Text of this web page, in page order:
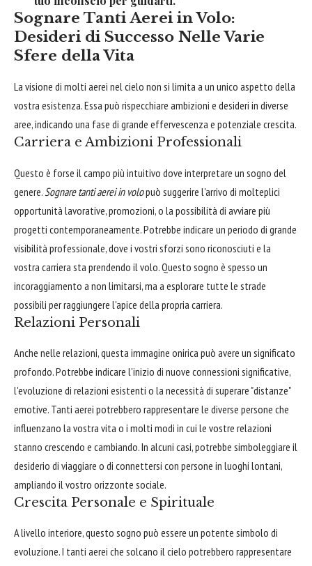
Sognare Tanti Aerei in Volo:
Desideri di Successo Nelle Varie
Sfere della Vita
La visione di molti aerei nel cielo non si limita a un unico aspetto della
vostra esistenza. Essa può rispecchiare ambizioni e desideri in diverse
aree, indicando una fase di grande effervescenza e potenziale crescita.
Carriera e Ambizioni Professionali
Questo è forse il campo più intuitivo dove interpretare un sogno del
genere. Sognare tanti aerei in volopuò suggerire l'arrivo di molteplici
opportunità lavorative, promozioni, o la possibilità di avviare più
progetti contemporaneamente. Potrebbe indicare un periodo di grande
visibilità professionale, dove i vostri sforzi sono riconosciuti e la
vostra carriera sta prendendo il volo. Questo sogno è spesso un
incoraggiamento a non limitarsi, ma a esplorare tutte le strade
possibili per raggiungere l'apice della propria carriera.
Relazioni Personali
Anche nelle relazioni, questa immagine onirica può avere un significato
profondo. Potrebbe indicare l'inizio di nuove connessioni significative,
l'evoluzione di relazioni esistenti o la necessità di superare "distanze"
emotive. Tanti aerei potrebbero rappresentare le diverse persone che
influenzano la vostra vita o i molti modi in cui le vostre relazioni
stanno crescendo e cambiando. In alcuni casi, potrebbe simboleggiare il
desiderio di viaggiare o di connettersi con persone in luoghi lontani,
ampliando il vostro orizzonte sociale.
Crescita Personale e Spirituale
A livello interiore, questo sogno può essere un potente simbolo di
evoluzione. I tanti aerei che solcano il cielo potrebbero rappresentare